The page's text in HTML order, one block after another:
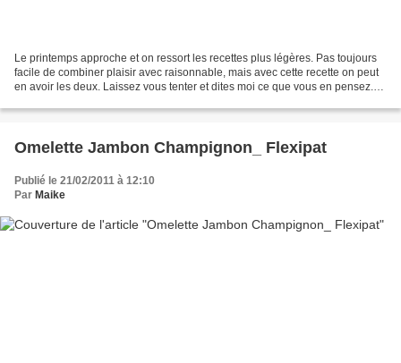
Le printemps approche et on ressort les recettes plus légères. Pas toujours
facile de combiner plaisir avec raisonnable, mais avec cette recette on peut
en avoir les deux. Laissez vous tenter et dites moi ce que vous en pensez.
Omelette Jambon Champignon_ Flexipat
Publié le 21/02/2011 à 12:10
Par Maike